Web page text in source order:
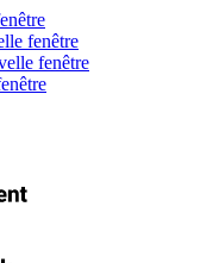
fenêtre
fenêtre